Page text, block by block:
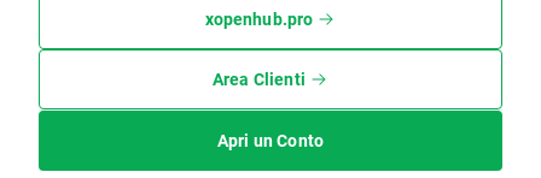
xopenhub.pro
Area Clienti
Apri un Conto